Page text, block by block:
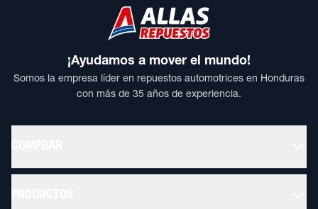
¡Ayudamos a mover el mundo!
Somos la empresa líder en repuestos automotrices en Honduras
con más de 35 años de experiencia.